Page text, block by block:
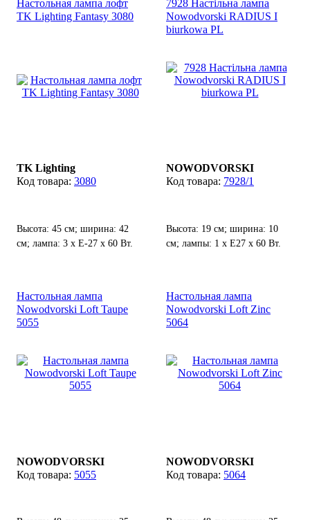
Настольная лампа лофт
TK Lighting Fantasy 3080
TK Lighting
3080
Высота: 45 см; ширина: 42
см; лампа: 3 х Е-27 х 60 Вт.
7928 Настільна лампа
Nowodvorski RADIUS I
biurkowa PL
NOWODVORSKI
7928/1
Высота: 19 см; ширина: 10
см; лампы: 1 х Е27 х 60 Вт.
Настольная лампа
Nowodvorski Loft Taupe
5055
NOWODVORSKI
5055
Настольная лампа
Nowodvorski Loft Zinc
5064
NOWODVORSKI
5064